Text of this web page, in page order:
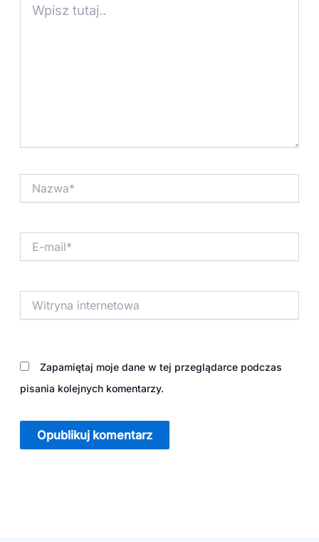
tutaj..
mail*
internetowa
Zapamiętaj moje dane w tej przeglądarce podczas
pisania kolejnych komentarzy.